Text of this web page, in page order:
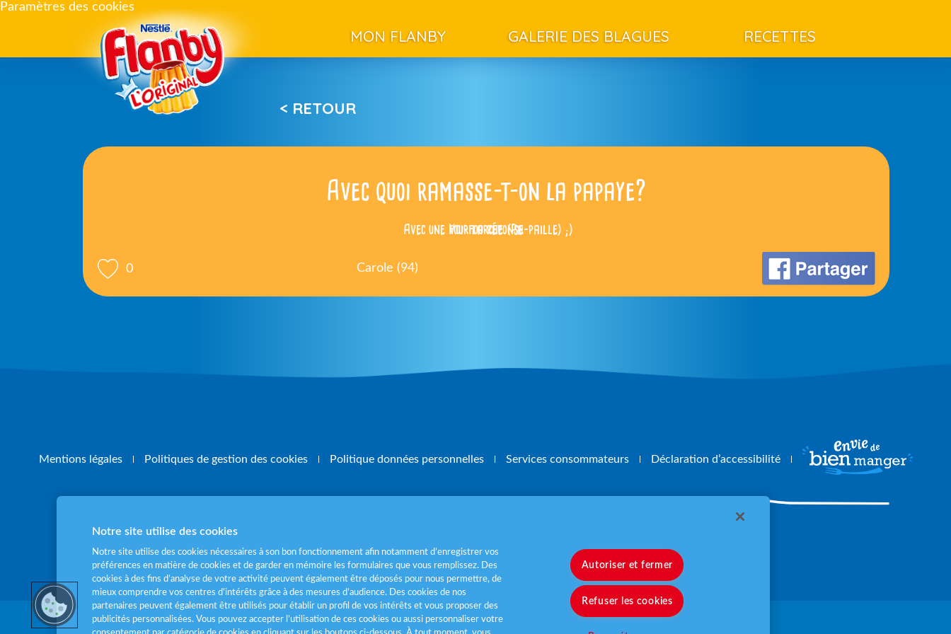
Paramètres des cookies
MON FLANBY GALERIE DES BLAGUES RECETTES
< RETOUR
Avec quoi ramasse-t-on la papaye?
Voir la réponse
Avec une fou-fourche (Pa-paille) ;)
0 Carole (94)
Mentions légales Politiques de gestion des cookies Politique données personnelles Services consommateurs Déclaration d’accessibilité
Pour votre santé, mangez 5 fruits et légumes par jourwww.mangerbouger.fr
Notre site utilise des cookies
Notre site utilise des cookies nécessaires à son bon fonctionnement afin notamment d’enregistrer vos
préférences en matière de cookies et de garder en mémoire les formulaires que vous remplissez. Des
cookies à des fins d’analyse de votre activité peuvent également être déposés pour nous permettre, de
mieux comprendre vos centres d'intérêts grâce à des mesures d’audience. Des cookies de nos
partenaires peuvent également être utilisés pour établir un profil de vos intérêts et vous proposer des
publicités personnalisées. Vous pouvez accepter l’utilisation de ces cookies ou aussi personnaliser votre
Autoriser et fermer
Refuser les cookies